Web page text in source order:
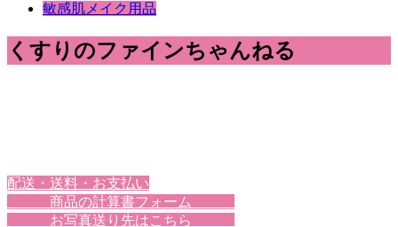
敏感肌メイク用品
くすりのファインちゃんねる
配送・送料・お支払い
商品の計算書フォーム
お写真送り先はこちら